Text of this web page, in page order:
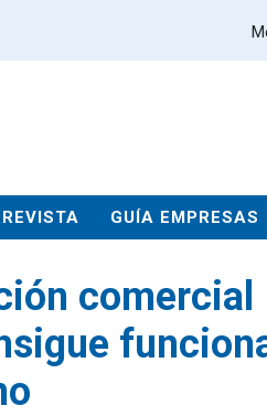
REVISTA GUÍA EMPRESAS
comercial